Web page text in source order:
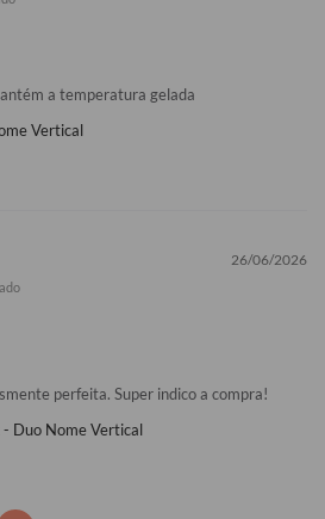
a temperatura gelada
Vertical
26/06/2026
perfeita. Super indico a compra!
- Duo Nome Vertical